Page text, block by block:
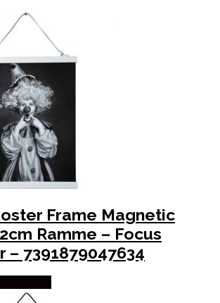
Frame Magnetic
Ramme – Focus
– 7391879047634